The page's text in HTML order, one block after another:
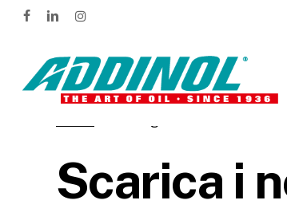
Skip
content
facebooklinkedininstagram
Scarica i